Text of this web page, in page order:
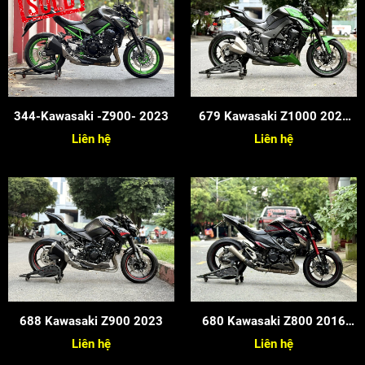
344-Kawasaki -Z900- 2023
Liên hệ
679 Kawasaki Z1000 2022
Cọp Keng
Liên hệ
688 Kawasaki Z900 2023
Liên hệ
680 Kawasaki Z800 2016
Candy
Liên hệ